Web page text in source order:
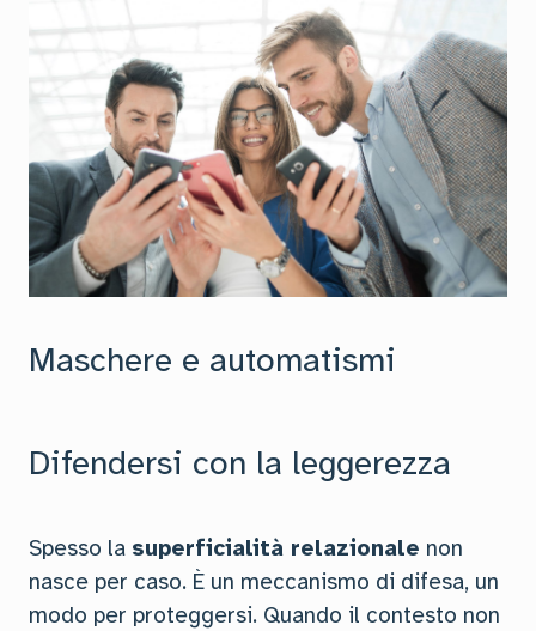
Maschere e automatismi
Difendersi con la leggerezza
Spesso la superficialità relazionale non
nasce per caso. È un meccanismo di difesa, un
modo per proteggersi. Quando il contesto non